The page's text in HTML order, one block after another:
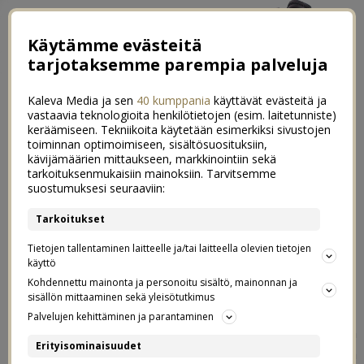
Tähtinugetit & sticky sauce tofusta
Postaus on tehty kaupallisessa
yhteistyössä
SoFine Luomu Tofun
kanssa.
tullut valittua omaan ostoskärryyn kaupasta, vaikka
Käytämme evästeitä
tarjotaksemme parempia palveluja
Kaleva Media ja sen 40 kumppania käyttävät evästeitä ja
vastaavia teknologioita henkilötietojen (esim. laitetunniste)
keräämiseen. Tekniikoita käytetään esimerkiksi sivustojen
toiminnan optimoimiseen, sisältösuosituksiin,
kävijämäärien mittaukseen, markkinointiin sekä
tarkoituksenmukaisiin mainoksiin. Tarvitsemme
suostumuksesi seuraaviin:
Tarkoitukset
Tietojen tallentaminen laitteelle ja/tai laitteella olevien tietojen
käyttö
Kohdennettu mainonta ja personoitu sisältö, mainonnan ja
sisällön mittaaminen sekä yleisötutkimus
Palvelujen kehittäminen ja parantaminen
Erityisominaisuudet